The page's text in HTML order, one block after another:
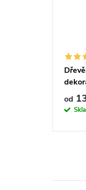
Héra -
od